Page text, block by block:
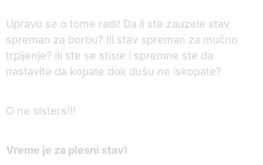
Upravo se o tome radi! Da li ste zauzele stav
spreman za borbu? Ili stav spreman za mučno
trpljenje? Ili ste se stisle i spremne ste da
nastavite da kopate dok dušu ne iskopate?
O ne sisters!!!
Vreme je za plesni stav!